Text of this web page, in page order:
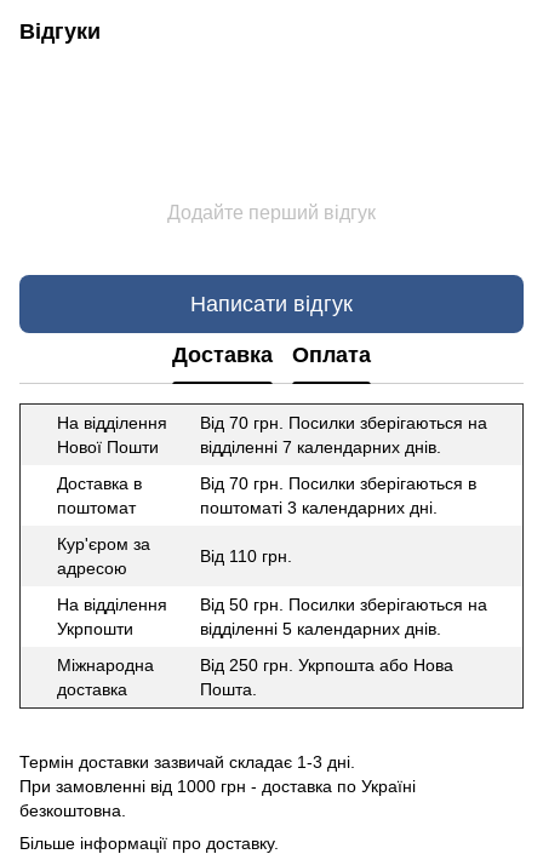
Відгуки
Додайте перший відгук
Написати відгук
Доставка Оплата
На відділення
Нової Пошти
Від 70 грн. Посилки зберігаються на
відділенні 7 календарних днів.
Доставка в
поштомат
Від 70 грн. Посилки зберігаються в
поштоматі 3 календарних дні.
Кур'єром за
адресою
Від 110 грн.
На відділення
Укрпошти
Від 50 грн. Посилки зберігаються на
відділенні 5 календарних днів.
Міжнародна
доставка
Від 250 грн. Укрпошта або Нова
Пошта.
Термін доставки зазвичай складає 1-3 дні.
При замовленні від 1000 грн - доставка по Україні
безкоштовна.
Більше інформації про доставку.